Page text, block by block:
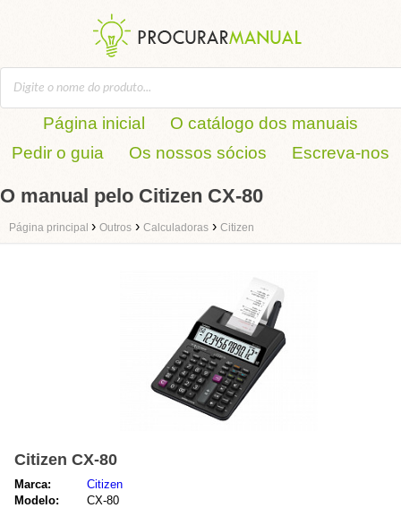
Página inicial
O catálogo dos manuais
Pedir o guia
Os nossos sócios Escreva-nos
O manual pelo Citizen CX-80
Página principal › Outros › Calculadoras › Citizen
Citizen CX-80
Marca:
Citizen
Modelo:
CX-80